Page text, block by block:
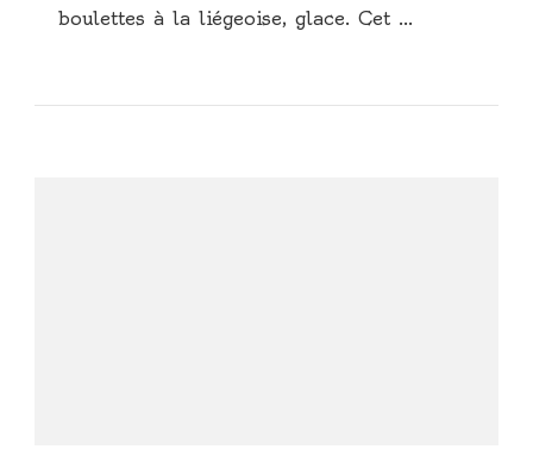
boulettes à la liégeoise, glace. Cet …